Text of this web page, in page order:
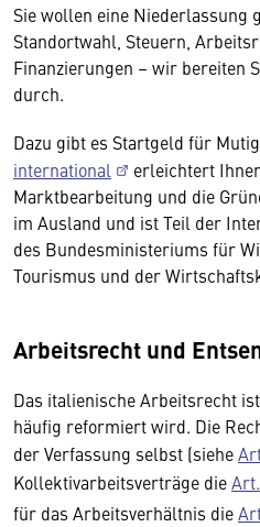
Sie wollen eine Niederlassung
Standortwahl, Steuern,
Finanzierungen – wir bereiten
durch.
Dazu gibt es Startgeld für
international
erleichtert
Marktbearbeitung und die
im Ausland und ist Teil der
des Bundesministeriums für
Tourismus und der
Arbeitsrecht und
Das italienische Arbeitsrecht
häufig reformiert wird. Die
der Verfassung selbst (siehe
Kollektivarbeitsverträge die
für das Arbeitsverhältnis die